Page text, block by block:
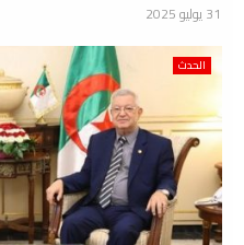
31 يوليو 2025
الحدث